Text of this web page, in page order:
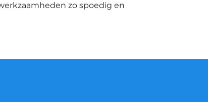
zo spoedig en